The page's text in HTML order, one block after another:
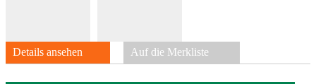
Details ansehen Auf die Merkliste